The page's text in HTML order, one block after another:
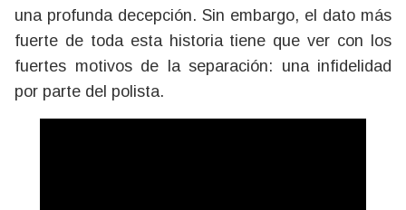
una profunda decepción. Sin embargo, el dato más
fuerte de toda esta historia tiene que ver con los
fuertes motivos de la separación: una infidelidad
por parte del polista.